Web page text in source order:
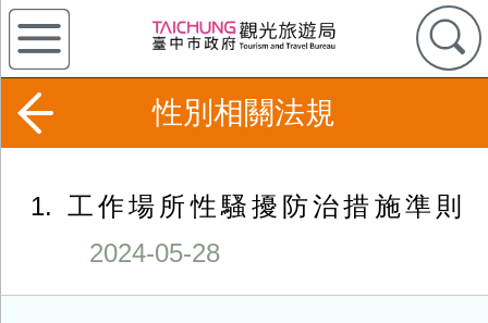
性別相關法規
1
工作場所性騷擾防治措施準則
2024-05-28